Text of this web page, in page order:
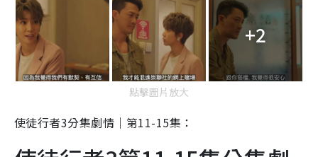
+2
點擊圖片放大
使徒行者3分集劇情｜第11-15集：